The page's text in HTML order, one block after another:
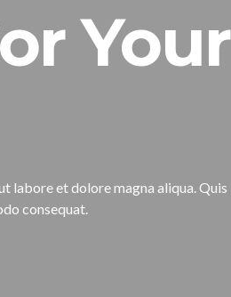
Your
labore et dolore magna aliqua. Quis
consequat.